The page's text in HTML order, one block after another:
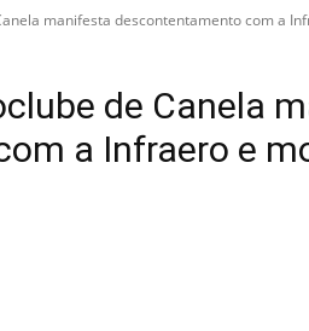
manifesta descontentamento com a
de Canela
a Infraero e